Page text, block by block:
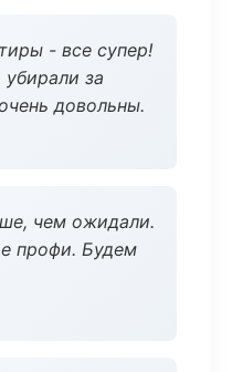
- все супер!
убирали за
довольны.
чем ожидали.
профи. Будем